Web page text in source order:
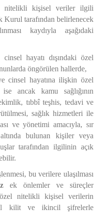
nitelikli kişisel veriler ilgili
Kurul tarafından belirlenecek
kaydıyla aşağıdaki
hayatı dışındaki özel
öngörülen hallerde,
cinsel hayatına ilişkin özel
ancak kamu sağlığının
tıbbî teşhis, tedavi ve
sağlık hizmetleri ile
ve yönetimi amacıyla, sır
bulunan kişiler veya
tarafından ilgilinin açık
bu verilere ulaşılması
ek önlemler ve süreçler
nitelikli kişisel verilerin
kilit ve ikincil şifrelerle